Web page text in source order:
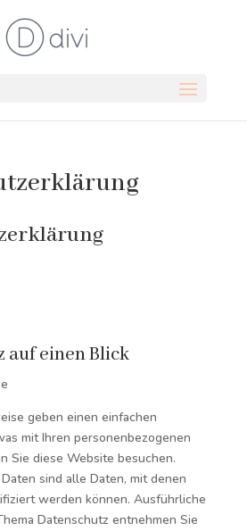
auf einen Blick
geben einen einfachen
mit Ihren personenbezogenen
Sie diese Website besuchen.
sind alle Daten, mit denen
werden können. Ausführliche
Datenschutz entnehmen Sie